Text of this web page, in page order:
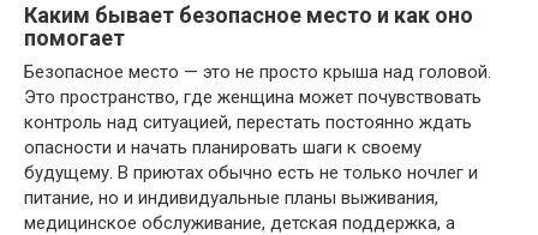
Каким бывает безопасное место и как оно
помогает
Безопасное место — это не просто крыша над головой.
Это пространство, где женщина может почувствовать
контроль над ситуацией, перестать постоянно ждать
опасности и начать планировать шаги к своему
будущему. В приютах обычно есть не только ночлег и
питание, но и индивидуальные планы выживания,
медицинское обслуживание, детская поддержка, а